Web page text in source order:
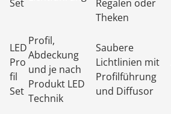
Set
Regalen oder
Theken
LED
Pro
fil
Set
Profil,
Abdeckung
und je nach
Produkt LED
Technik
Saubere
Lichtlinien mit
Profilführung
und Diffusor